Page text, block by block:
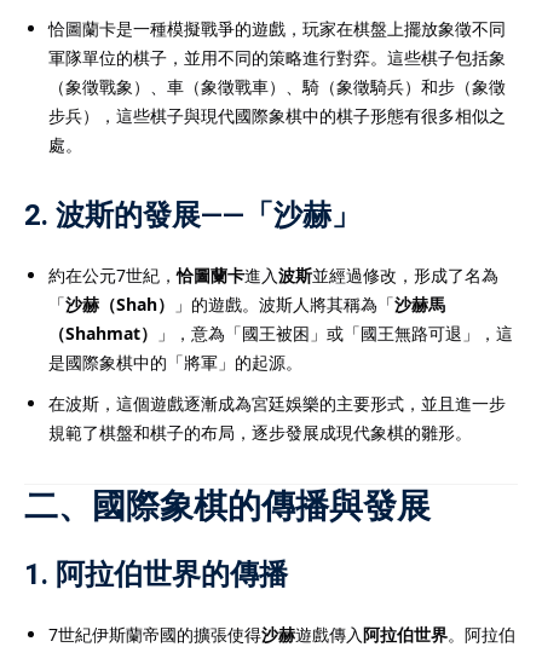
恰圖蘭卡是一種模擬戰爭的遊戲，玩家在棋盤上擺放象徵不同
軍隊單位的棋子，並用不同的策略進行對弈。這些棋子包括象
（象徵戰象）、車（象徵戰車）、騎（象徵騎兵）和步（象徵
步兵），這些棋子與現代國際象棋中的棋子形態有很多相似之
處。
2. 波斯的發展——「沙赫」
約在公元7世紀，恰圖蘭卡進入波斯並經過修改，形成了名為
「沙赫（Shah） 」的遊戲。波斯人將其稱為「沙赫馬
（Shahmat）
」，意為「國王被困」或「國王無路可退」，這
是國際象棋中的「將軍」的起源。
在波斯，這個遊戲逐漸成為宮廷娛樂的主要形式，並且進一步
規範了棋盤和棋子的布局，逐步發展成現代象棋的雛形。
二、國際象棋的傳播與發展
1. 阿拉伯世界的傳播
7世紀伊斯蘭帝國的擴張使得沙赫遊戲傳入阿拉伯世界。阿拉伯